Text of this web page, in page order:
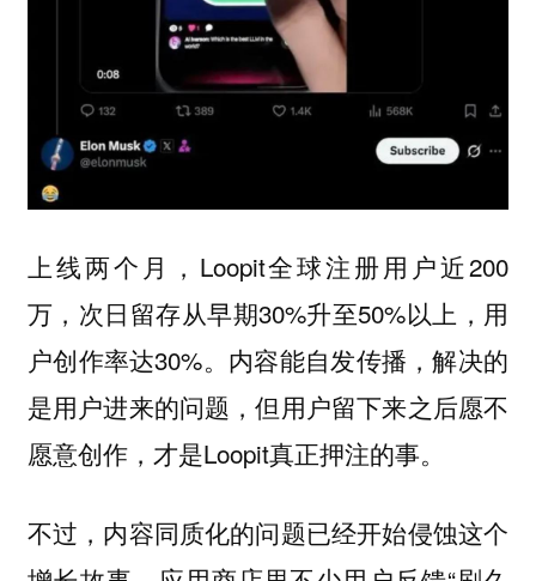
上线两个月，Loopit全球注册用户近200
万，次日留存从早期30%升至50%以上，用
户创作率达30%。内容能自发传播，解决的
是用户进来的问题，但用户留下来之后愿不
愿意创作，才是Loopit真正押注的事。
不过，内容同质化的问题已经开始侵蚀这个